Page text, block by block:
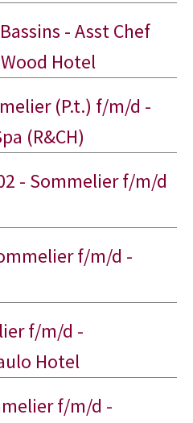
- Asst Chef
Hotel
(P.t.) f/m/d -
(R&CH)
- Sommelier f/m/d
f/m/d -
f/m/d -
Hotel
f/m/d -